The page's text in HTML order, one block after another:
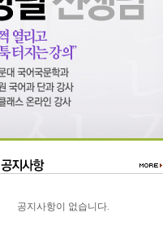
공지사항이 없습니다.